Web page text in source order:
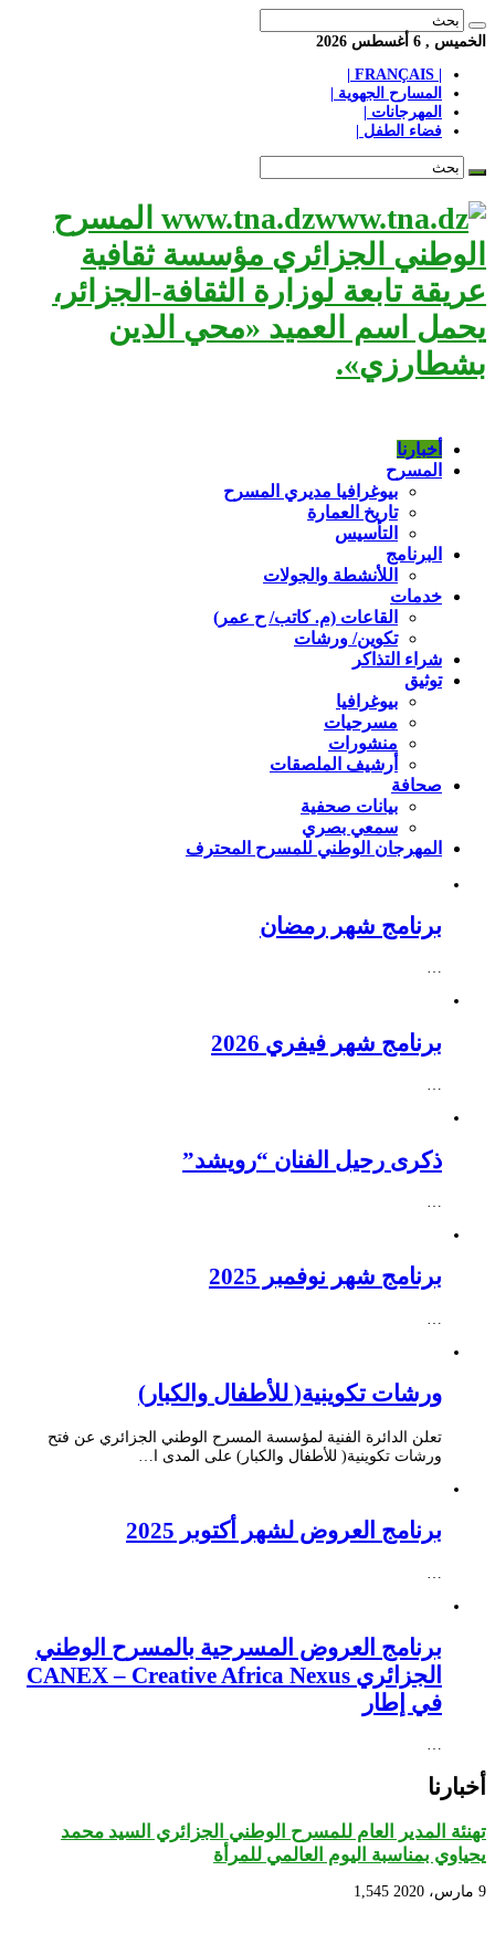
الخميس , 6 أغسطس 2026
المسارح الجهوية |
المهرجانات |
فضاء الطفل |
www.tna.dz المسرح
الوطني الجزائري مؤسسة ثقافية
عريقة تابعة لوزارة الثقافة-الجزائر،
يحمل اسم العميد «محي الدين
بشطارزي».
أخبارنا
المسرح
بيوغرافيا مديري المسرح
تاريخ العمارة
التأسيس
البرنامج
اللأنشطة والجولات
خدمات
القاعات (م. كاتب/ ح عمر)
تكوين/ ورشات
شراء التذاكر
توثيق
بيوغرافيا
مسرحيات
منشورات
أرشيف الملصقات
صحافة
بيانات صحفية
سمعي بصري
المهرجان الوطني للمسرح المحترف
برنامج شهر رمضان
…
برنامج شهر فيفري 2026
…
ذكرى رحيل الفنان “رويشد”
…
برنامج شهر نوفمبر 2025
ورشات تكوينية( للأطفال والكبار)
تعلن الدائرة الفنية لمؤسسة المسرح الوطني الجزائري عن فتح
ورشات تكوينية( للأطفال والكبار) على المدى ا…
برنامج العروض لشهر أكتوبر 2025
برنامج العروض المسرحية بالمسرح الوطني
الجزائري CANEX – Creative Africa Nexus
في إطار
…
أخبارنا
تهنئة المدير العام للمسرح الوطني الجزائري السيد محمد
يحياوي بمناسبة اليوم العالمي للمرأة
9 مارس، 2020 1,545